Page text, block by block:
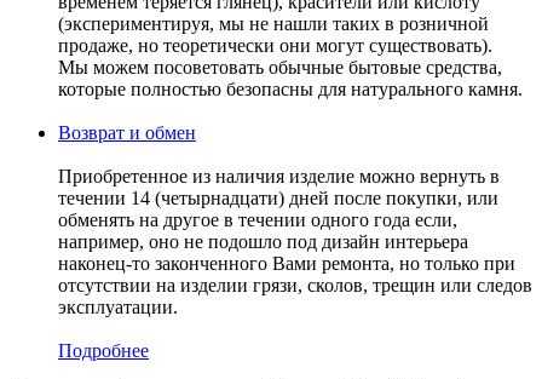
(экспериментируя, мы не нашли таких в розничной
продаже, но теоретически они могут существовать).
Мы можем посоветовать обычные бытовые средства,
которые полностью безопасны для натурального камня.
Возврат и обмен
Приобретенное из наличия изделие можно вернуть в
течении 14 (четырнадцати) дней после покупки, или
обменять на другое в течении одного года если,
например, оно не подошло под дизайн интерьера
наконец-то законченного Вами ремонта, но только при
отсутствии на изделии грязи, сколов, трещин или следов
эксплуатации.
Подробнее